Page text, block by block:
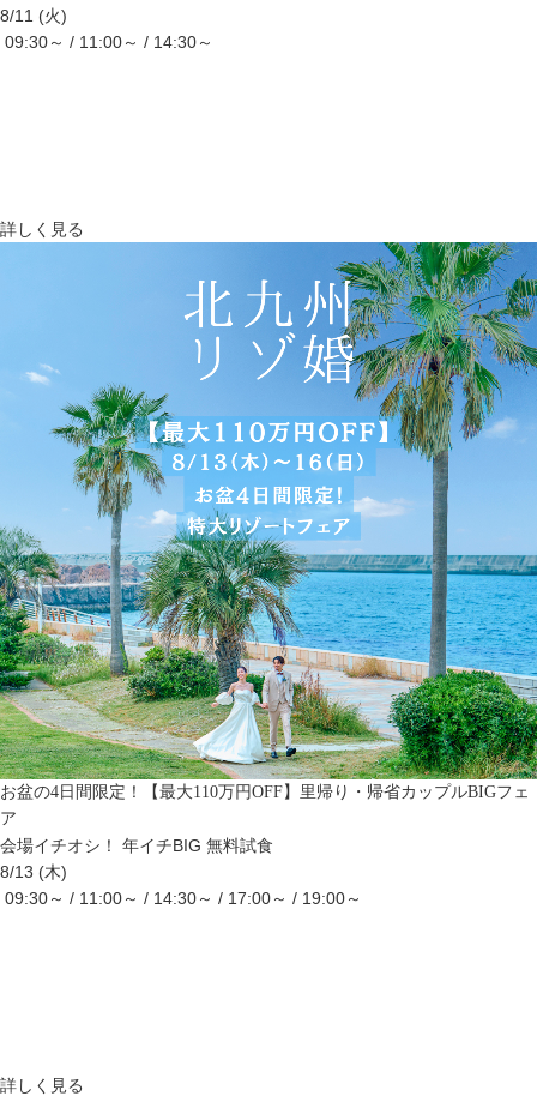
8/11 (火)
09:30～ / 11:00～ / 14:30～
詳しく見る
お盆の4日間限定！【最大110万円OFF】里帰り・帰省カップルBIGフェ
ア
会場イチオシ！ 年イチBIG 無料試食
8/13 (木)
09:30～ / 11:00～ / 14:30～ / 17:00～ / 19:00～
詳しく見る